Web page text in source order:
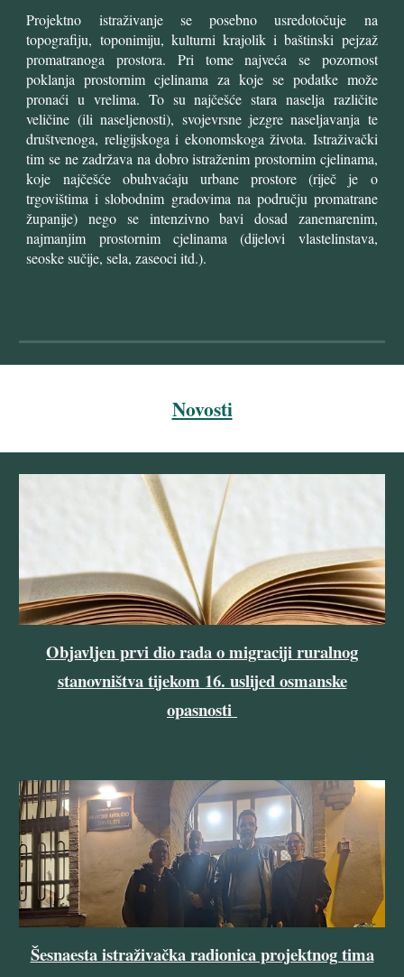
Projektno istraživanje se posebno usredotočuje na
topografiju, toponimiju, kulturni krajolik i baštinski pejzaž
promatranoga prostora. Pri tome najveća se pozornost
poklanja prostornim cjelinama za koje se podatke može
pronaći u vrelima. To su najčešće stara naselja različite
veličine (ili naseljenosti), svojevrsne jezgre naseljavanja te
društvenoga, religijskoga i ekonomskoga života. Istraživački
tim se ne zadržava na dobro istraženim prostornim cjelinama,
koje najčešće obuhvaćaju urbane prostore (riječ je o
trgovištima i slobodnim gradovima na području promatrane
županije) nego se intenzivno bavi dosad zanemarenim,
najmanjim prostornim cjelinama (dijelovi vlastelinstava,
seoske sučije, sela, zaseoci itd.).
Novosti
Objavljen prvi dio rada o migraciji ruralnog
stanovništva tijekom 16. uslijed osmanske
opasnosti
Šesnaesta istraživačka radionica projektnog tima